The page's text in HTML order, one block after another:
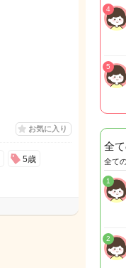
お気に入り
5歳
4
5
全
全て
1
2